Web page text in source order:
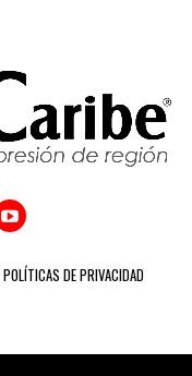
POLÍTICAS DE PRIVACIDAD